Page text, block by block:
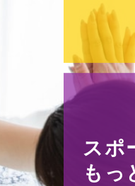
スポ
もっ